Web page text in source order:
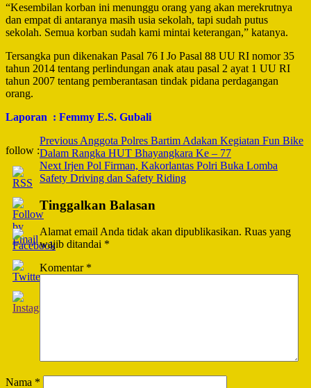
“Kesembilan korban ini menunggu orang yang akan merekrutnya
dan empat di antaranya masih usia sekolah, tapi sudah putus
sekolah. Semua korban sudah kami mintai keterangan,” katanya.
Tersangka pun dikenakan Pasal 76 I Jo Pasal 88 UU RI nomor 35
tahun 2014 tentang perlindungan anak atau pasal 2 ayat 1 UU RI
tahun 2007 tentang pemberantasan tindak pidana perdagangan
orang.
Laporan : Femmy E.S. Gubali
follow :
Post
Navigation
Previous Anggota Polres Bartim Adakan Kegiatan Fun Bike
Dalam Rangka HUT Bhayangkara Ke – 77
Next Irjen Pol Firman, Kakorlantas Polri Buka Lomba
Safety Driving dan Safety Riding
Tinggalkan Balasan
Alamat email Anda tidak akan dipublikasikan. Ruas yang
wajib ditandai *
Komentar *
Nama *